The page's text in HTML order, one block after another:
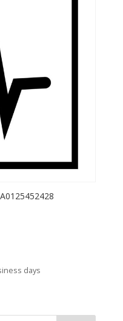
days